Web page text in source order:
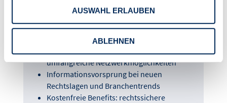
AUSWAHL ERLAUBEN
ABLEHNEN
Mitgestaltung politischer Entscheidungen
Anerkanntes Gütesiegel & hoher medialer
Bekanntheitsgrad
umfangreiche Netzwerkmöglichkeiten
Informationsvorsprung bei neuen
Rechtslagen und Branchentrends
Kostenfreie Benefits: rechtssichere